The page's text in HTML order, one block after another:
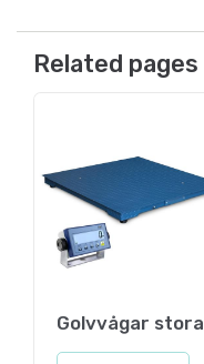
Related pages
Golvvågar stora